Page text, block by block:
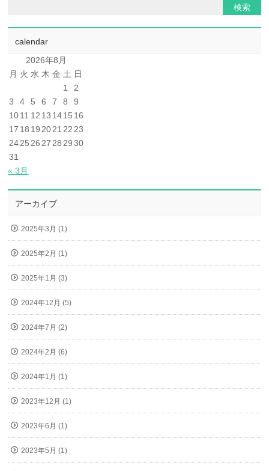
calendar
2026年8月
月 火 水 木 金 土 日
1
2
3
4 5 6 7 8
9
1011 12 13 1415 16
17 18 19 2021 22 23
2425 26 27 28 29 30
31
« 3月
アーカイブ
2025年3月 (1)
2025年2月 (1)
2025年1月 (3)
2024年12月 (5)
2024年7月 (2)
2024年2月 (6)
2024年1月 (1)
2023年12月 (1)
2023年6月 (1)
2023年5月 (1)